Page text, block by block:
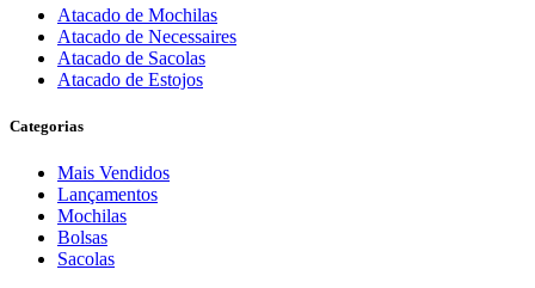
Atacado de Mochilas
Atacado de Necessaires
Atacado de Sacolas
Atacado de Estojos
Categorias
Mais Vendidos
Lançamentos
Mochilas
Bolsas
Sacolas